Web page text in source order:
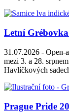
Letní
31.07.2026 - Open-
mezi 3. a 28.
Havlíčkových
Prague Pride